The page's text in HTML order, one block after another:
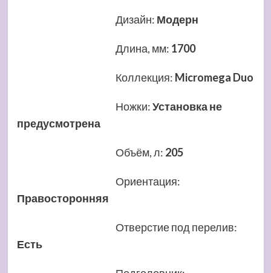
Дизайн: Модерн
Длина, мм: 1700
Коллекция: Micromega Duo
Ножки:Установка не
предусмотрена
Объём, л: 205
Ориентация:
Правосторонняя
Отверстие под перелив:
Есть